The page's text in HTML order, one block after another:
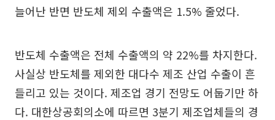
늘어난 반면 반도체 제외 수출액은 1.5% 줄었다.
반도체 수출액은 전체 수출액의 약 22%를 차지한다.
사실상 반도체를 제외한 대다수 제조 산업 수출이 흔
들리고 있는 것이다. 제조업 경기 전망도 어둡기만 하
다. 대한상공회의소에 따르면 3분기 제조업체들의 경